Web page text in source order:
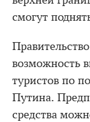
смогут
возможность
туристов по
Путина.
средства